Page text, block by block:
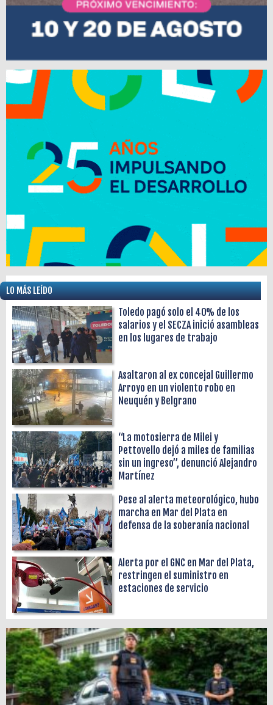
LO MÁS LEÍDO
Toledo pagó solo el 40% de los
salarios y el SECZA inició asambleas
en los lugares de trabajo
Asaltaron al ex concejal Guillermo
Arroyo en un violento robo en
Neuquén y Belgrano
“La motosierra de Milei y
Pettovello dejó a miles de familias
sin un ingreso”, denunció Alejandro
Martínez
Pese al alerta meteorológico, hubo
marcha en Mar del Plata en
defensa de la soberanía nacional
Alerta por el GNC en Mar del Plata,
restringen el suministro en
estaciones de servicio